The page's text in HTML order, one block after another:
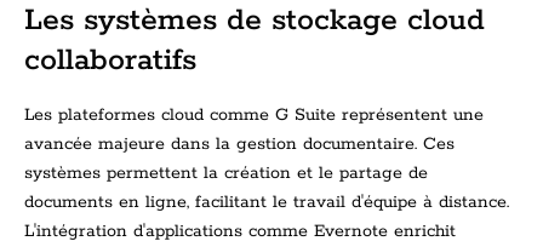
Les systèmes de stockage cloud
collaboratifs
Les plateformes cloud comme G Suite représentent une
avancée majeure dans la gestion documentaire. Ces
systèmes permettent la création et le partage de
documents en ligne, facilitant le travail d'équipe à distance.
L'intégration d'applications comme Evernote enrichit